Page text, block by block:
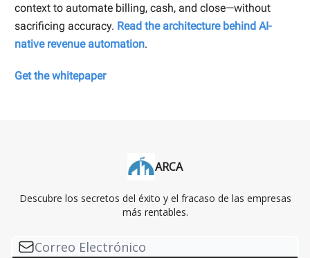
context to automate billing, cash, and close—without
sacrificing accuracy. Read the architecture behind AI-
native revenue automation.
Get the whitepaper
ARCA
Descubre los secretos del éxito y el fracaso de las empresas
más rentables.